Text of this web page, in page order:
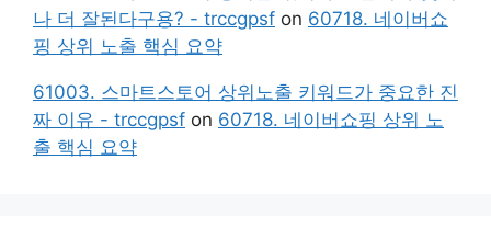
나 더 잘된다구용? - trccgpsf on 60718. 네이버쇼
핑 상위 노출 핵심 요약
61003. 스마트스토어 상위노출 키워드가 중요한 진
짜 이유 - trccgpsf on 60718. 네이버쇼핑 상위 노
출 핵심 요약